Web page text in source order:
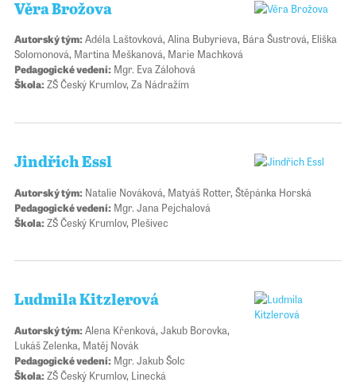
Věra Brožova
Autorský tým:Adéla Laštovková, Alina Bubyrieva, Bára Šustrová, Eliška
Solomonová, Martina Meškanová, Marie Machková
Pedagogické vedení: Mgr. Eva Zálohová
Škola:ZŠ Český Krumlov, Za Nádražím
Jindřich Essl
Autorský tým: Natalie Nováková, Matyáš Rotter, Štěpánka Horská
Pedagogické vedení: Mgr. Jana Pejchalová
Škola:ZŠ Český Krumlov, Plešivec
Ludmila Kitzlerová
Autorský tým:Alena Křenková, Jakub Borovka,
Lukáš Zelenka, Matěj Novák
Pedagogické vedení: Mgr. Jakub Šolc
Škola:ZŠ Český Krumlov, Linecká